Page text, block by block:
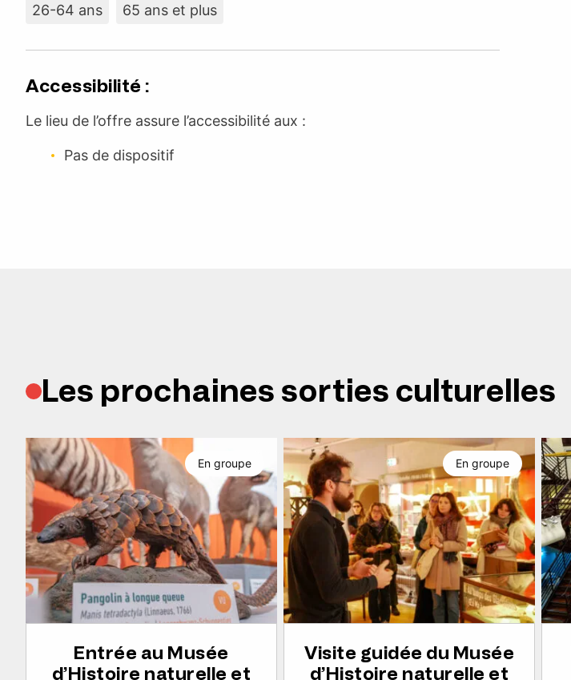
26-64 ans
65 ans et plus
Accessibilité :
Le lieu de l’offre assure l’accessibilité aux :
Pas de dispositif
Les prochaines sorties culturelles
Entrée au Musée
d’Histoire naturelle et
En groupe
Visite guidée du Musée
d’Histoire naturelle et
En groupe